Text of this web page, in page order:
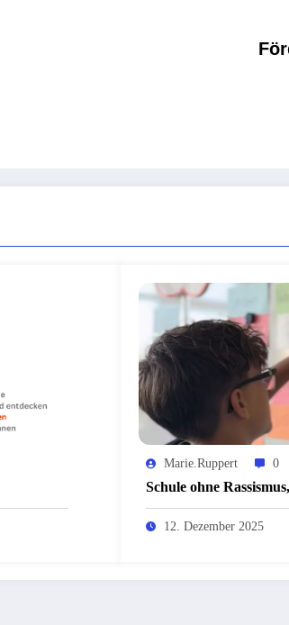
Marie.ruppert 0
Schule ohne
12. Dezember 2025